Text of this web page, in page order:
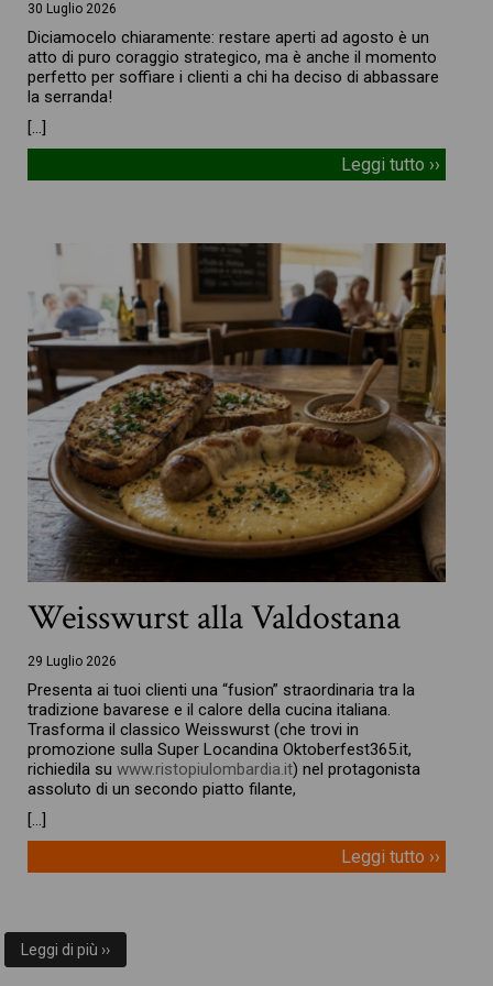
30 Luglio 2026
Diciamocelo chiaramente: restare aperti ad agosto è un
atto di puro coraggio strategico, ma è anche il momento
perfetto per soffiare i clienti a chi ha deciso di abbassare
la serranda!
[…]
Leggi tutto ››
Weisswurst alla Valdostana
29 Luglio 2026
Presenta ai tuoi clienti una “fusion” straordinaria tra la
tradizione bavarese e il calore della cucina italiana.
Trasforma il classico Weisswurst (che trovi in
promozione sulla Super Locandina Oktoberfest365.it,
richiedila suwww.ristopiulombardia.it) nel protagonista
assoluto di un secondo piatto filante,
[…]
Leggi tutto ››
Leggi di più ››